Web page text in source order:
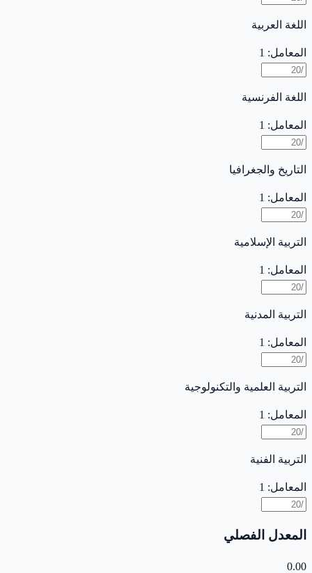
اللغة العربية
المعامل: 1
اللغة الفرنسية
المعامل: 1
التاريخ والجغرافيا
المعامل: 1
التربية الإسلامية
المعامل: 1
التربية المدنية
المعامل: 1
التربية العلمية والتكنولوجية
المعامل: 1
التربية الفنية
المعامل: 1
المعدل الفصلي
0.00